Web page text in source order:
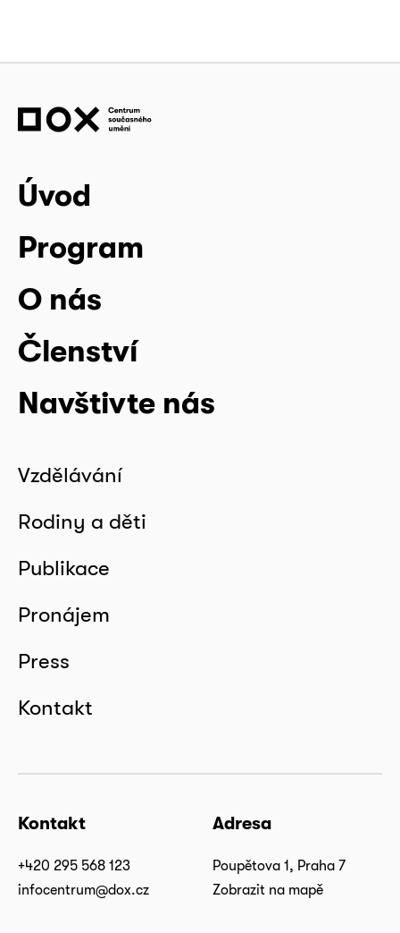
Úvod
Program
O nás
Členství
Navštivte nás
Vzdělávání
Rodiny a děti
Publikace
Pronájem
Press
Kontakt
Kontakt
+420 295 568 123
infocentrum@dox.cz
Adresa
Poupětova 1, Praha 7
Zobrazit na mapě